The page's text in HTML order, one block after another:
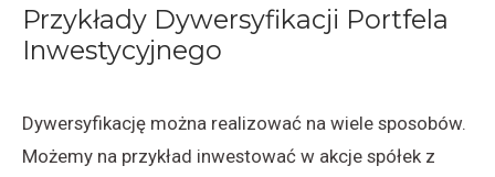
Przykłady Dywersyfikacji Portfela
Inwestycyjnego
Dywersyfikację można realizować na wiele sposobów.
Możemy na przykład inwestować w akcje spółek z